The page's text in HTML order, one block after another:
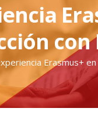
Erasmus+